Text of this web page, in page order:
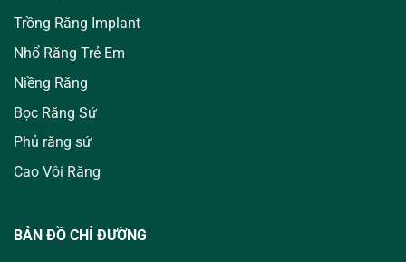
Trồng Răng Implant
Nhổ Răng Trẻ Em
Niềng Răng
Bọc Răng Sứ
Phủ răng sứ
Cao Vôi Răng
BẢN ĐỒ CHỈ ĐƯỜNG